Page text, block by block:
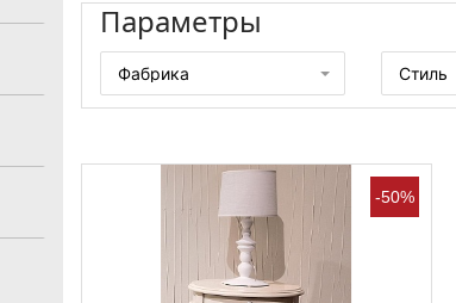
Параметры
Фабрика Стиль
-50%